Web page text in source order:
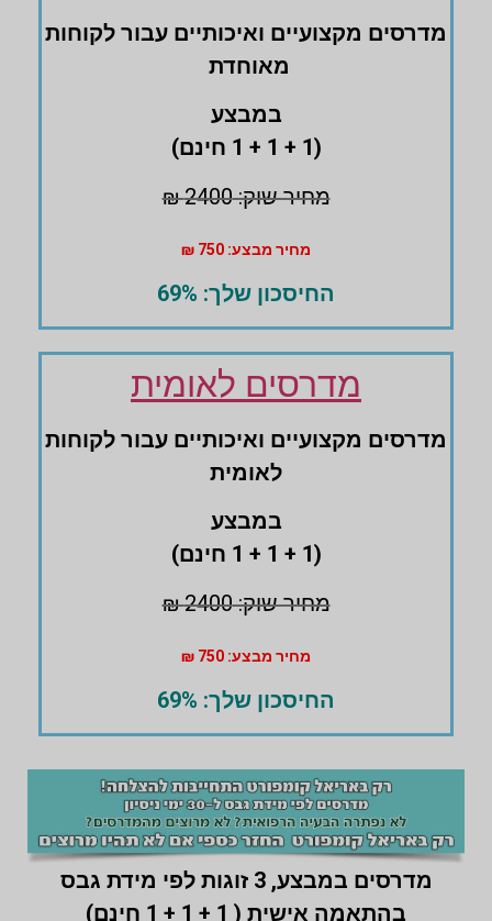
מדרסים ‏מקצועיים ואיכותיים עבור לקוחות
מאוחדת
במבצע
(1 + 1 + 1 חינם)
מחיר שוק: 2400 ₪
מחיר מבצע: 750 ₪
החיסכון שלך: 69%
מדרסים לאומית
מדרסים ‏מקצועיים ואיכותיים עבור לקוחות
לאומית
במבצע
(1 + 1 + 1 חינם)
מחיר שוק: 2400 ₪
מחיר מבצע: 750 ₪
החיסכון שלך: 69%
מדרסים במבצע,
3 זוגות לפי מידת גבס
בהתאמה אישית ( 1 + 1 + 1 חינם)